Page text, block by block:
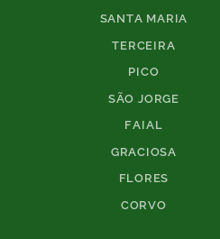
SANTA MARIA
TERCEIRA
PICO
SÃO JORGE
FAIAL
GRACIOSA
FLORES
CORVO